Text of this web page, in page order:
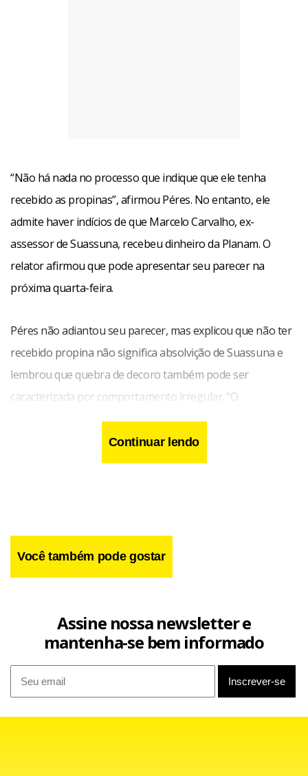
“Não há nada no processo que indique que ele tenha
recebido as propinas”, afirmou Péres. No entanto, ele
admite haver indícios de que Marcelo Carvalho, ex-
assessor de Suassuna, recebeu dinheiro da Planam. O
relator afirmou que pode apresentar seu parecer na
próxima quarta-feira.
Péres não adiantou seu parecer, mas explicou que não ter
recebido propina não significa absolvição de Suassuna e
lembrou que quebra de decoro também pode ser
caracterizada por comportamento irregular. “O
parlamentar, por suas ações ou omissões, pode ter
quebrado o decoro sem ter praticado o ilícito”.
Continuar lendo
Você também pode gostar
Assine nossa newsletter e
mantenha-se bem informado